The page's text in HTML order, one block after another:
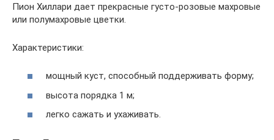
Пион Хиллари дает прекрасные густо-розовые махровые
или полумахровые цветки.
Характеристики:
мощный куст, способный поддерживать форму;
высота порядка 1 м;
легко сажать и ухаживать.